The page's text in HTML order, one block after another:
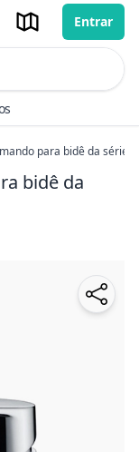
Entrar
para bidê da série
bidê da